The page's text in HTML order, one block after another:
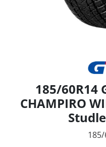
185/60R14
CHAMPIRO